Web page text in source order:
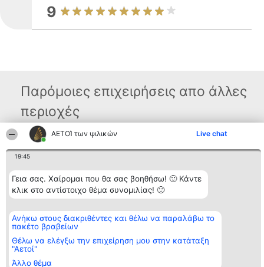
ΑΕΤΟΊ των ψιλικών Live chat
19:45
Γεια σας. Χαίρομαι που θα σας βοηθήσω! 🙂 Κάντε
κλικ στο αντίστοιχο θέμα συνομιλίας! 🙂
Ανήκω στους διακριθέντες και θέλω να παραλάβω το
πακέτο βραβείων
Θέλω να ελέγξω την επιχείρηση μου στην κατάταξη
"Αετοί"
Άλλο θέμα
9
Παρόμοιες επιχειρήσεις απο άλλες
περιοχές
Διοργανωτής της
κατάταξης
Μονοπρόσωπη ΙΚΕ
ΤΗΛ. ΕΠΙΚΟΙΝΩΝΙΑΣ:
2104128019
aetoi@beautifulcompany.co
Κατάταξη
των
διακριθέντων
Μεθοδολογία
προϋποθέσεις
ΠΟΛΙΤΙΚΗ
Επικοινωνία